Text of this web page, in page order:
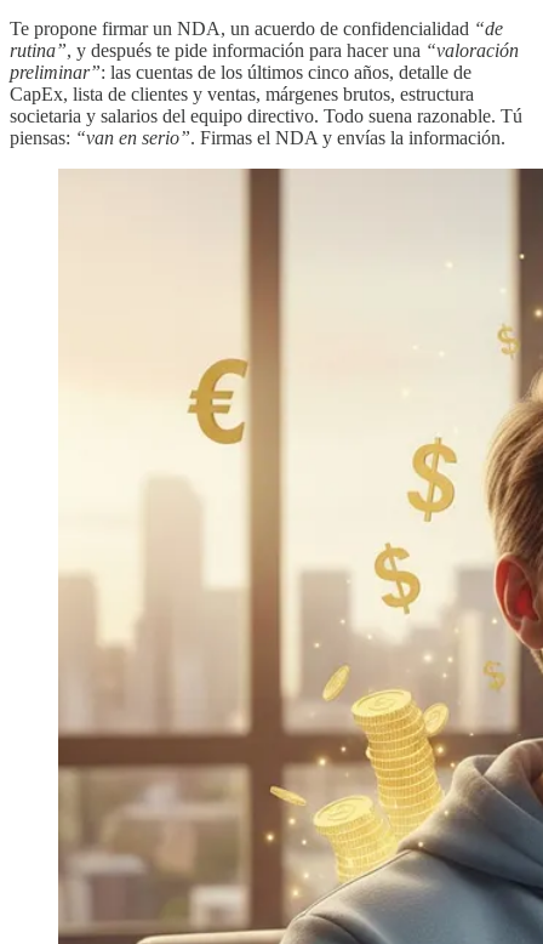
Te propone firmar un NDA, un acuerdo de confidencialidad “de
rutina”, y después te pide información para hacer una “valoración
preliminar”: las cuentas de los últimos cinco años, detalle de
CapEx, lista de clientes y ventas, márgenes brutos, estructura
societaria y salarios del equipo directivo. Todo suena razonable. Tú
piensas: “van en serio”. Firmas el NDA y envías la información.